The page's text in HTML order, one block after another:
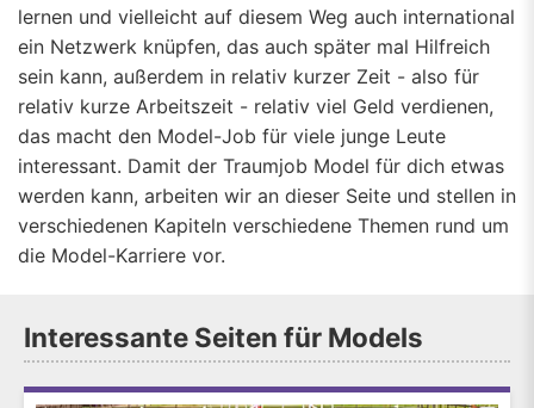
lernen und vielleicht auf diesem Weg auch international
ein Netzwerk knüpfen, das auch später mal Hilfreich
sein kann, außerdem in relativ kurzer Zeit - also für
relativ kurze Arbeitszeit - relativ viel Geld verdienen,
das macht den Model-Job für viele junge Leute
interessant. Damit der Traumjob Model für dich etwas
werden kann, arbeiten wir an dieser Seite und stellen in
verschiedenen Kapiteln verschiedene Themen rund um
die Model-Karriere vor.
Interessante Seiten für Models